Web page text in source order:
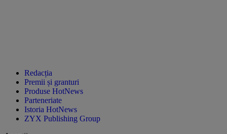
Redacția
Premii și granturi
Produse HotNews
Parteneriate
Istoria HotNews
ZYX Publishing Group